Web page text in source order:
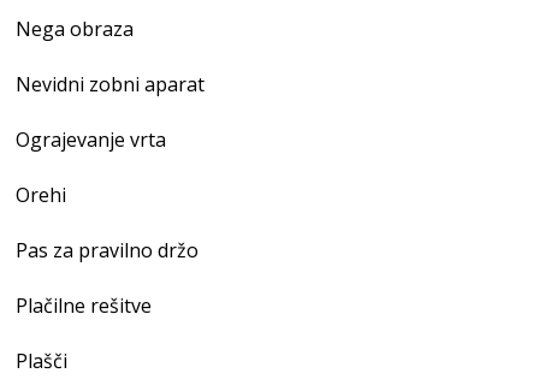
Nega obraza
Nevidni zobni aparat
Ograjevanje vrta
Orehi
Pas za pravilno držo
Plačilne rešitve
Plašči